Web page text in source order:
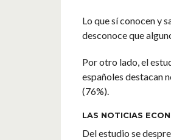
Lo que sí conocen y
desconoce que
Por otro lado, el
españoles destacan
(76%).
LAS NOTICIAS
Del estudio se